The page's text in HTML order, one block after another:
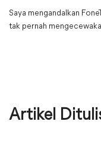
Saya mengandalkan
tak pernah
Artikel